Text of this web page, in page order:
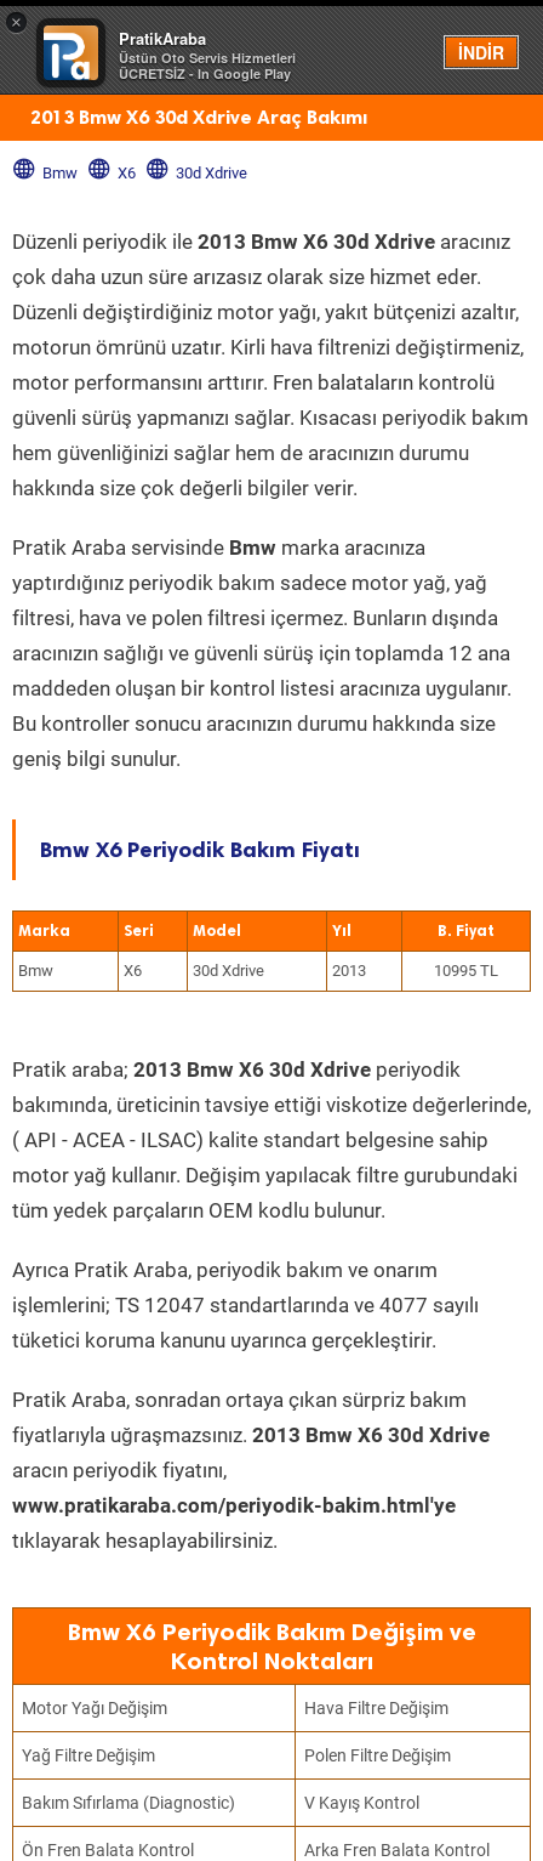
×
PratikAraba
Üstün Oto Servis Hizmetleri
ÜCRETSİZ - In Google Play
İNDİR
Menü
2013 Bmw X6 30d Xdrive Araç Bakımı
Bmw X6 30d Xdrive
Düzenli periyodik ile 2013 Bmw X6 30d Xdrive aracınız
çok daha uzun süre arızasız olarak size hizmet eder.
Düzenli değiştirdiğiniz motor yağı, yakıt bütçenizi azaltır,
motorun ömrünü uzatır. Kirli hava filtrenizi değiştirmeniz,
motor performansını arttırır. Fren balataların kontrolü
güvenli sürüş yapmanızı sağlar. Kısacası periyodik bakım
hem güvenliğinizi sağlar hem de aracınızın durumu
hakkında size çok değerli bilgiler verir.
Pratik Araba servisinde Bmw marka aracınıza
yaptırdığınız periyodik bakım sadece motor yağ, yağ
filtresi, hava ve polen filtresi içermez. Bunların dışında
aracınızın sağlığı ve güvenli sürüş için toplamda 12 ana
maddeden oluşan bir kontrol listesi aracınıza uygulanır.
Bu kontroller sonucu aracınızın durumu hakkında size
geniş bilgi sunulur.
Bmw X6 Periyodik Bakım Fiyatı
Marka Seri Model Yıl
Bmw X6 30d Xdrive 2013 10995 TL
Pratik araba; 2013 Bmw X6 30d Xdrive periyodik
bakımında, üreticinin tavsiye ettiği viskotize değerlerinde,
( API - ACEA - ILSAC) kalite standart belgesine sahip
motor yağ kullanır. Değişim yapılacak filtre gurubundaki
tüm yedek parçaların OEM kodlu bulunur.
Ayrıca Pratik Araba, periyodik bakım ve onarım
işlemlerini; TS 12047 standartlarında ve 4077 sayılı
tüketici koruma kanunu uyarınca gerçekleştirir.
Pratik Araba, sonradan ortaya çıkan sürpriz bakım
fiyatlarıyla uğraşmazsınız. 2013 Bmw X6 30d Xdrive
aracın periyodik fiyatını,
www.pratikaraba.com/periyodik-bakim.html'ye
tıklayarak hesaplayabilirsiniz.
Bmw X6 Periyodik Bakım Değişim ve
Kontrol Noktaları
Motor Yağı Değişim Hava Filtre Değişim
Yağ Filtre Değişim Polen Filtre Değişim
Bakım Sıfırlama (Diagnostic) V Kayış Kontrol
Ön Fren Balata Kontrol Arka Fren Balata Kontrol